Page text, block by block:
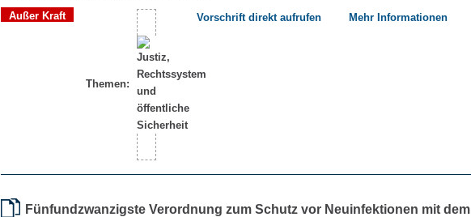
Außer Kraft
Themen:
Vorschrift direkt aufrufen Mehr Informationen
Fünfundzwanzigste Verordnung zum Schutz vor Neuinfektionen mit dem